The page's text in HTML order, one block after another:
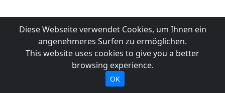
Diese Webseite verwendet Cookies, um Ihnen ein
angenehmeres Surfen zu ermöglichen.
This website uses cookies to give you a better
browsing experience.
OK